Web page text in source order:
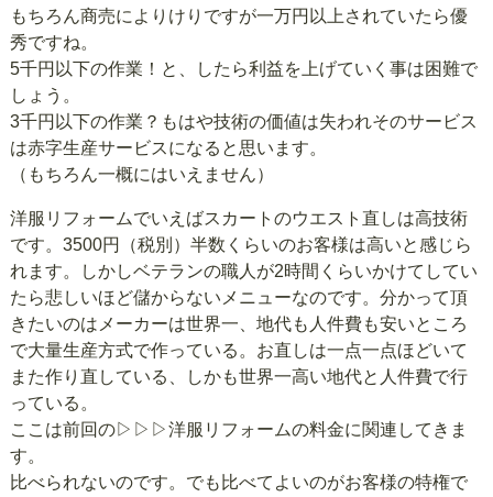
もちろん商売によりけりですが一万円以上されていたら優
秀ですね。
5千円以下の作業！と、したら利益を上げていく事は困難で
しょう。
3千円以下の作業？もはや技術の価値は失われそのサービス
は赤字生産サービスになると思います。
（もちろん一概にはいえません）
洋服リフォームでいえばスカートのウエスト直しは高技術
です。3500円（税別）半数くらいのお客様は高いと感じら
れます。しかしベテランの職人が2時間くらいかけてしてい
たら悲しいほど儲からないメニューなのです。分かって頂
きたいのはメーカーは世界一、地代も人件費も安いところ
で大量生産方式で作っている。お直しは一点一点ほどいて
また作り直している、しかも世界一高い地代と人件費で行
っている。
ここは前回の▷▷▷洋服リフォームの料金に関連してきま
す。
比べられないのです。でも比べてよいのがお客様の特権で